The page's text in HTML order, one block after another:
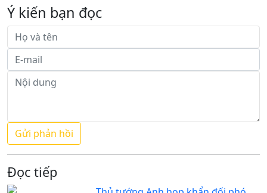
Ý kiến bạn đọc
Đọc tiếp